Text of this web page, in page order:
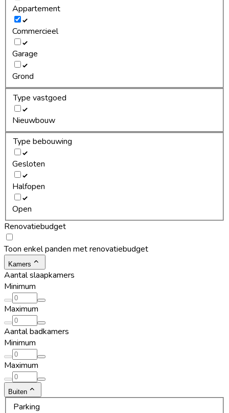
Appartement
Commercieel
Garage
Grond
Type vastgoed
Nieuwbouw
Type bebouwing
Gesloten
Halfopen
Open
Renovatiebudget
Toon enkel panden met renovatiebudget
Kamers
Aantal slaapkamers
Minimum
Maximum
Aantal badkamers
Minimum
Maximum
Buiten
Parking